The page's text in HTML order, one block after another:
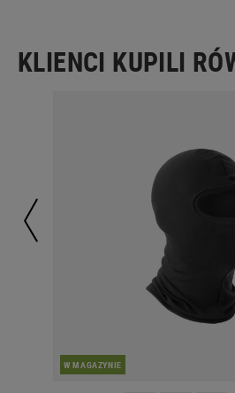
KLIENCI KUPILI
W MAGAZYNIE